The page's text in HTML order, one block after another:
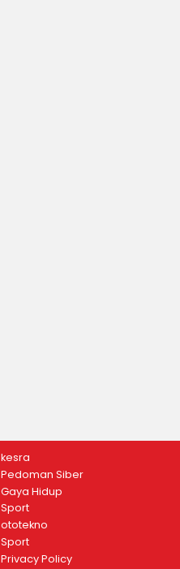
kesra
Pedoman Siber
Gaya Hidup
Sport
ototekno
Sport
Privacy Policy